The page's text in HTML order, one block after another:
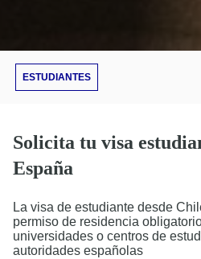
ESTUDIANTES
Solicita tu visa
España
La visa de estudiante desde
permiso de residencia
universidades o centros de
autoridades españolas